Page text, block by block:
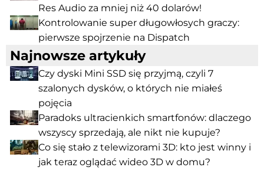
Res Audio za mniej niż 40 dolarów!
Kontrolowanie super długowłosych graczy:
pierwsze spojrzenie na Dispatch
Najnowsze artykuły
Czy dyski Mini SSD się przyjmą, czyli 7
szalonych dysków, o których nie miałeś
pojęcia
Paradoks ultracienkich smartfonów: dlaczego
wszyscy sprzedają, ale nikt nie kupuje?
Co się stało z telewizorami 3D: kto jest winny i
jak teraz oglądać wideo 3D w domu?